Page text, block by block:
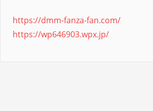
https://dmm-fanza-fan.com/
https://wp646903.wpx.jp/